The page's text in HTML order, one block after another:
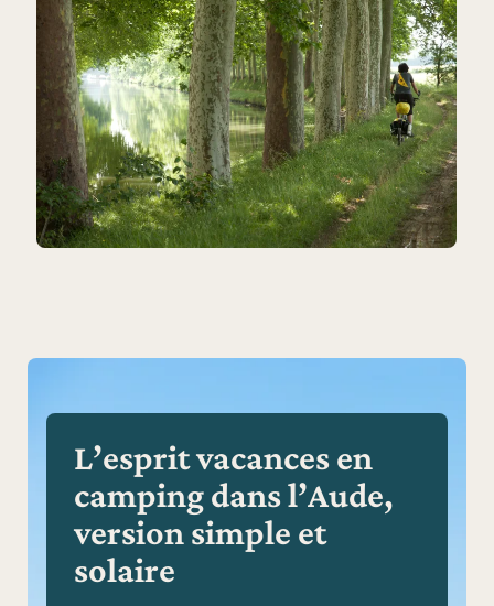
L’esprit vacances en
camping dans l’Aude,
version simple et
solaire